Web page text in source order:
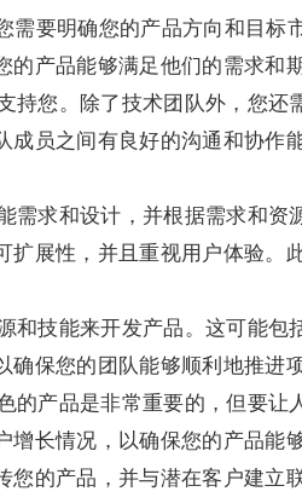
需要明确您的产品方向和目标
产品能够满足他们的需求和期
持您。除了技术团队外，您还
成员之间有良好的沟通和协作
需求和设计，并根据需求和资
扩展性，并且重视用户体验。
和技能来开发产品。这可能包
保您的团队能够顺利地推进
的产品是非常重要的，但要让
长情况，以确保您的产品能
的产品，并与潜在客户建立联